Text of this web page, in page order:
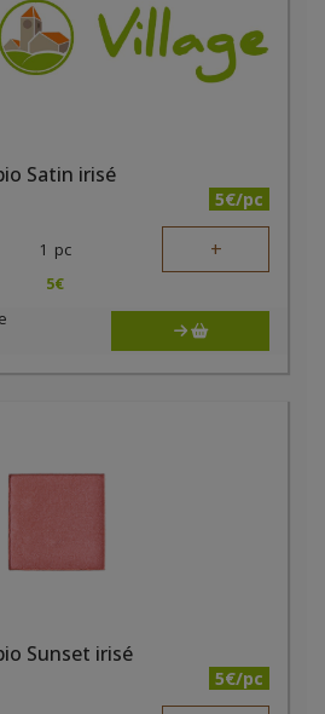
Satin irisé
5€/pc
1 pc +
5€
Sunset irisé
5€/pc